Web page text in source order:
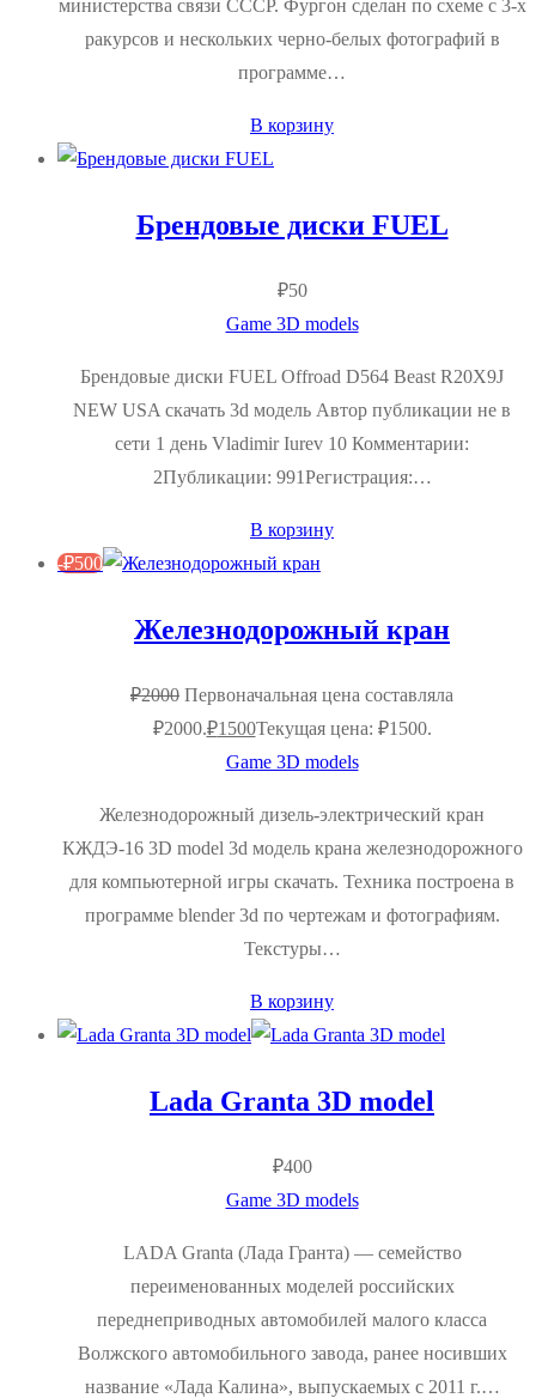
министерства связи СССР. Фургон сделан по схеме с 3-х
ракурсов и нескольких черно-белых фотографий в
программе…
В корзину
Брендовые диски FUEL
₽50
Game 3D models
Брендовые диски FUEL Offroad D564 Beast R20X9J
NEW USA скачать 3d модель Автор публикации не в
сети 1 день Vladimir Iurev 10 Комментарии:
2Публикации: 991Регистрация:…
В корзину
-₽500
Железнодорожный кран
₽2000 Первоначальная цена составляла
₽2000.₽1500Текущая цена: ₽1500.
Game 3D models
Железнодорожный дизель-электрический кран
КЖДЭ-16 3D model 3d модель крана железнодорожного
для компьютерной игры скачать. Техника построена в
программе blender 3d по чертежам и фотографиям.
Текстуры…
В корзину
Lada Granta 3D model
₽400
Game 3D models
LADA Granta (Лада Гранта) — семейство
переименованных моделей российских
переднеприводных автомобилей малого класса
Волжского автомобильного завода, ранее носивших
название «Лада Калина», выпускаемых с 2011 г.…